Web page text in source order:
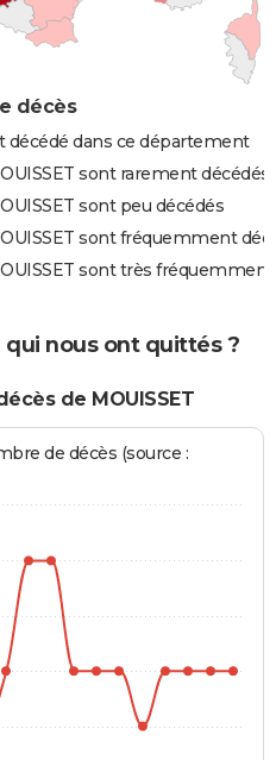
décès
décédé dans ce département
sont rarement décédés
sont peu décédés
sont fréquemment
sont très fréquemment
qui nous ont quittés ?
de MOUISSET
de décès (source :